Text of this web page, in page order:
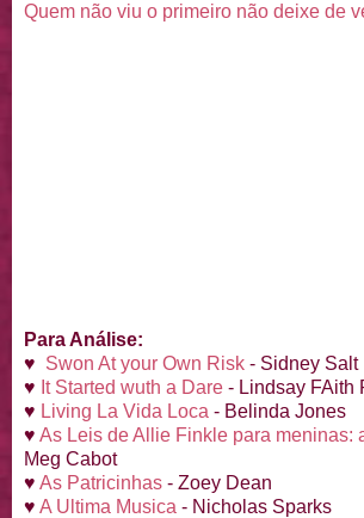
Quem não viu o primeiro não deixe de
Para Análise:
♥ Swon At your Own Risk - Sidney Salt
♥ It Started wuth a Dare - Lindsay FAith
♥ Living La Vida Loca - Belinda Jones
♥ As Leis de Allie Finkle para meninas:
Meg Cabot
♥ As Patricinhas - Zoey Dean
♥ A Ultima Musica - Nicholas Sparks